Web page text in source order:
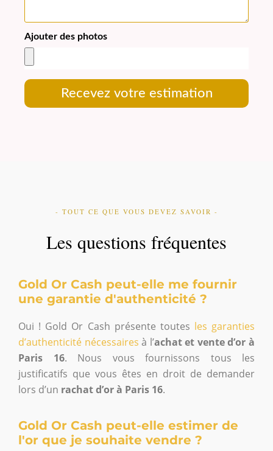
Ajouter des photos
Recevez votre estimation
- TOUT CE QUE VOUS DEVEZ SAVOIR -
Les questions fréquentes
Gold Or Cash peut-elle me fournir
une garantie d'authenticité ?
Oui ! Gold Or Cash présente toutes les garanties
d’authenticité nécessaires à l’achat et vente d’or à
Paris 16. Nous vous fournissons tous les
justificatifs que vous êtes en droit de demander
lors d’un rachat d’or à Paris 16.
Gold Or Cash peut-elle estimer de
l'or que je souhaite vendre ?